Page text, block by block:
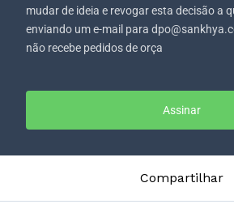
mudar de ideia e revogar esta decisão a
enviando um e-mail para
não recebe pedidos de orça
Assinar
Compartilhar